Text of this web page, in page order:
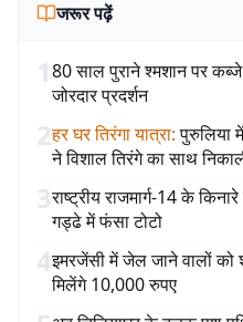
जरूर पढ़ें
180 साल पुराने श्मशान पर
जोरदार प्रदर्शन
2हर घर तिरंगा यात्रा: पुरुलिया
ने विशाल तिरंगे का साथ
3राष्ट्रीय राजमार्ग-14 के
गड्ढे में फंसा टोटो
4इमरजेंसी में जेल जाने वालों को
मिलेंगे 10,000 रुपए